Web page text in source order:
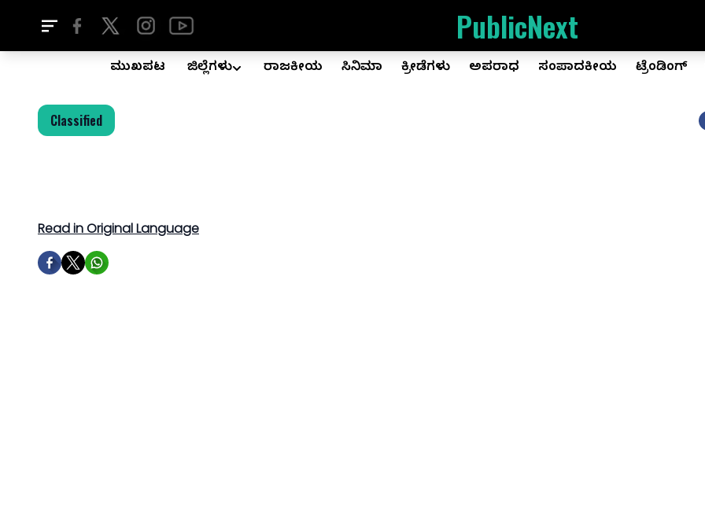
PublicNext
ಮುಖಪುಟ ಜಿಲ್ಲೆಗಳು ರಾಜಕೀಯ ಸಿನಿಮಾ ಕ್ರೀಡೆಗಳು ಅಪರಾಧ ಸಂಪಾದಕೀಯ ಟ್ರೆಂಡಿಂಗ್
Classified
Read in Original Language